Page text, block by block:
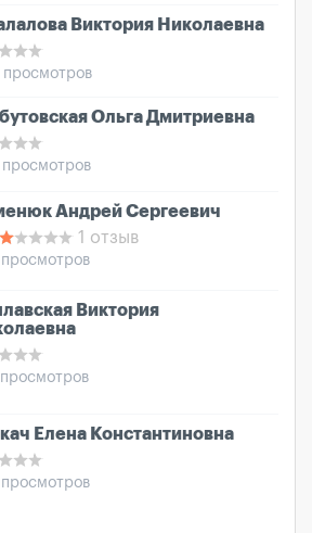
Виктория Николаевна
Ольга Дмитриевна
Андрей Сергеевич
1 отзыв
Виктория
Елена Константиновна